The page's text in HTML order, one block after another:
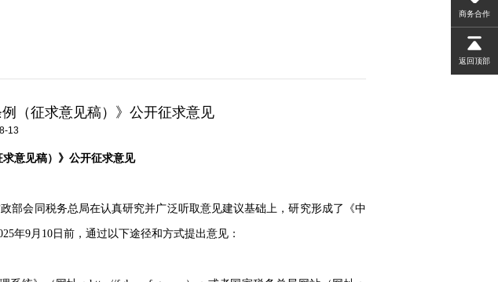
商务合作
返回顶部
（征求意见稿）》公开征求意见
13
求意见稿）》公开征求意见
部会同税务总局在认真研究并广泛听取意见建议基础上，研究形成了《中
年9月10日前，通过以下途径和方式提出意见：